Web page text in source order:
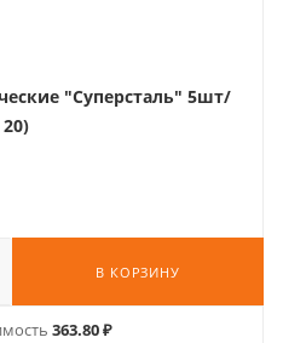
"Суперсталь" 5шт/
В КОРЗИНУ
363.80 ₽